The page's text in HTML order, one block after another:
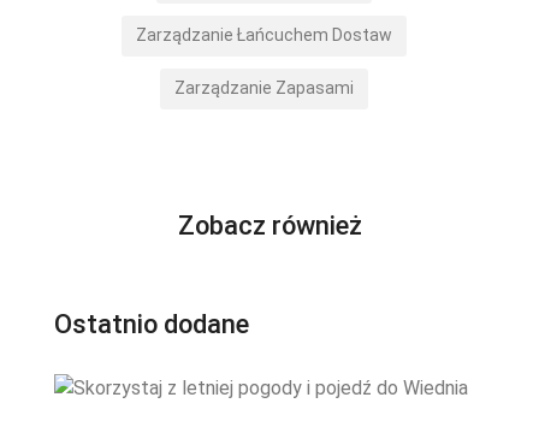
Zarządzanie Łańcuchem Dostaw
Zarządzanie Zapasami
Zobacz również
Ostatnio dodane